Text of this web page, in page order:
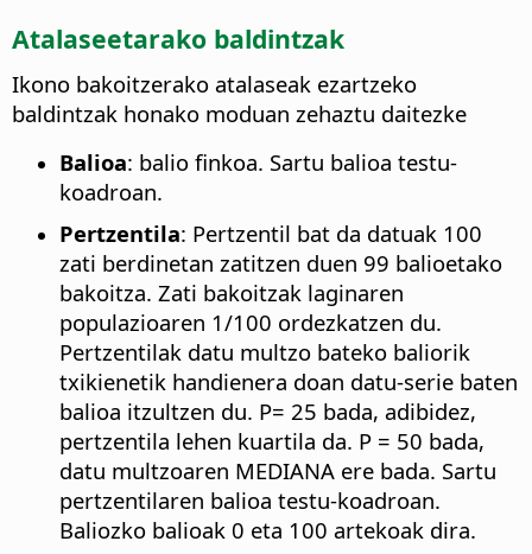
Atalaseetarako baldintzak
Ikono bakoitzerako atalaseak ezartzeko
baldintzak honako moduan zehaztu daitezke
Balioa: balio finkoa. Sartu balioa testu-
koadroan.
Pertzentila: Pertzentil bat da datuak 100
zati berdinetan zatitzen duen 99 balioetako
bakoitza. Zati bakoitzak laginaren
populazioaren 1/100 ordezkatzen du.
Pertzentilak datu multzo bateko baliorik
txikienetik handienera doan datu-serie baten
balioa itzultzen du. P= 25 bada, adibidez,
pertzentila lehen kuartila da. P = 50 bada,
datu multzoaren MEDIANA ere bada. Sartu
pertzentilaren balioa testu-koadroan.
Baliozko balioak 0 eta 100 artekoak dira.